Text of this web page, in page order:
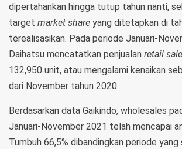
dipertahankan hingga tutup tahun nanti,
target market share yang ditetapkan di
terealisasikan. Pada periode Januari-
Daihatsu mencatatkan penjualan retail
132,950 unit, atau mengalami kenaikan
dari November tahun 2020.
Berdasarkan data Gaikindo, wholesales
Januari-November 2021 telah mencapai
Tumbuh 66,5% dibandingkan periode yang